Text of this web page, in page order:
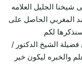
الجليل العلامه
المغربي الحاصل على
لكم
الشيخ الدكتور /
والخبره ليكون خير